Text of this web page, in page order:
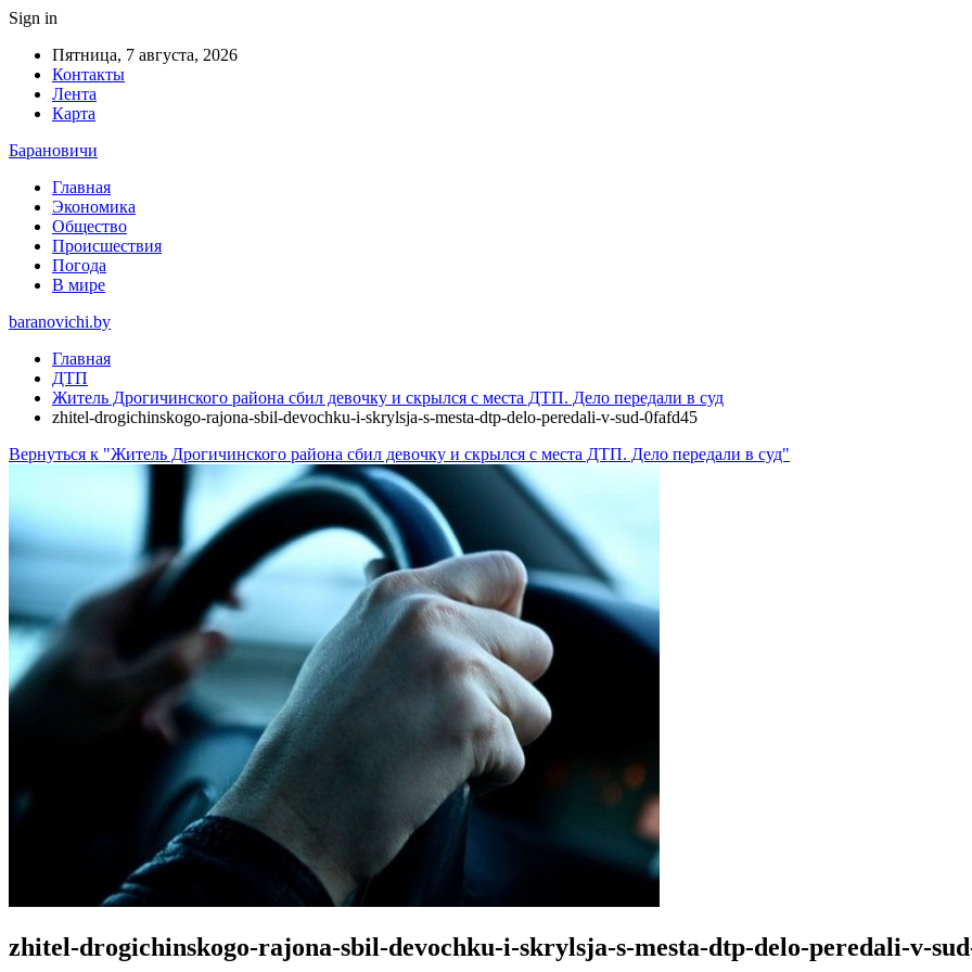
Sign in
Пятница, 7 августа, 2026
Контакты
Лента
Карта
Барановичи
Главная
Экономика
Общество
Происшествия
Погода
В мире
baranovichi.by
Главная
ДТП
Житель Дрогичинского района сбил девочку и скрылся с места ДТП. Дело передали в суд
zhitel-drogichinskogo-rajona-sbil-devochku-i-skrylsja-s-mesta-dtp-delo-peredali-v-sud-0fafd45
Вернуться к "Житель Дрогичинского района сбил девочку и скрылся с места ДТП. Дело передали в суд"
zhitel-drogichinskogo-rajona-sbil-devochku-i-skrylsja-s-mesta-dtp-delo-peredali-v-